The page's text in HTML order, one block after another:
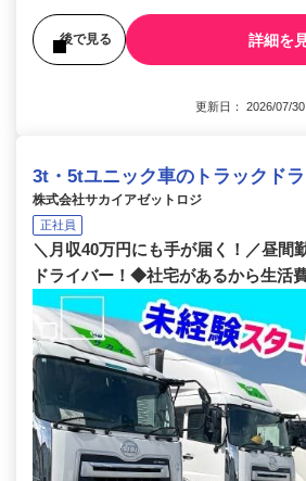
後で見る 詳細を
更新日： 2026/07/
3t・5tユニック車のトラックド
株式会社サカイアゼットロジ
正社員
＼月収40万円にも手が届く！／昼間
ドライバー！◆社宅があるから生活